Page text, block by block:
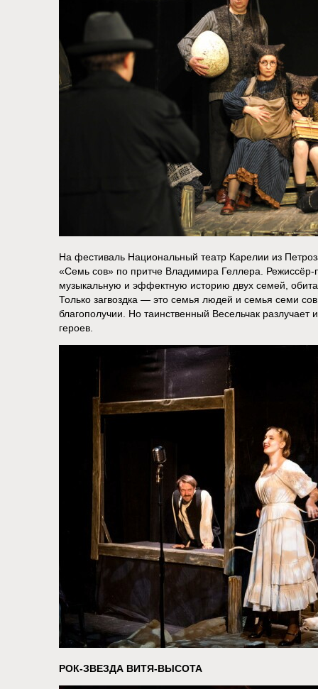
На фестиваль Национальный театр Карелии из
«Семь сов» по притче Владимира Геллера.
музыкальную и эффектную историю двух семей,
Только загвоздка — это семья людей и семья семи
благополучии. Но таинственный Весельчак
героев.
РОК-ЗВЕЗДА ВИТЯ-ВЫСОТА